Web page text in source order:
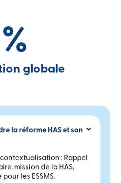
%
globale
la réforme HAS et son
: Rappel
mission de la HAS,
les ESSMS.